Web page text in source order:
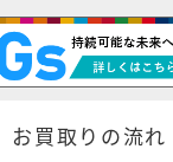
お買取りの流れ